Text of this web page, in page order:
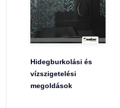
Hidegburkolási és
vízszigetelési
megoldások